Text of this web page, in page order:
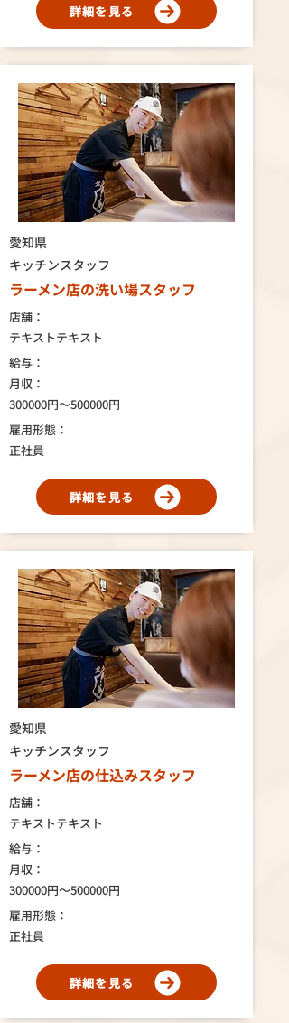
詳細を見る
愛知県
キッチンスタッフ
ラーメン店の洗い場スタッフ
店舗：
テキストテキスト
給与：
月収：
300000円～500000円
雇用形態：
正社員
詳細を見る
愛知県
キッチンスタッフ
ラーメン店の仕込みスタッフ
店舗：
テキストテキスト
給与：
月収：
300000円～500000円
雇用形態：
正社員
詳細を見る